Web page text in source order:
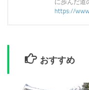
に歩んだ道
https://
おすすめ